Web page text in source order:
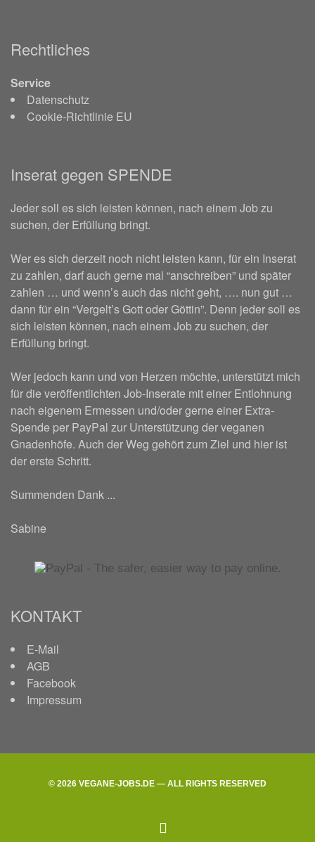
Rechtliches
Service
Datenschutz
Cookie-Richtlinie EU
Inserat gegen SPENDE
Jeder soll es sich leisten können, nach einem Job zu
suchen, der Erfüllung bringt.
Wer es sich derzeit noch nicht leisten kann, für ein Inserat
zu zahlen, darf auch gerne mal “anschreiben” und später
zahlen … und wenn’s auch das nicht geht, …. nun gut …
dann für ein “Vergelt’s Gott oder Göttin”. Denn jeder soll es
sich leisten können, nach einem Job zu suchen, der
Erfüllung bringt.
Wer jedoch kann und von Herzen möchte, unterstützt mich
für die veröffentlichten Job-Inserate mit einer Entlohnung
nach eigenem Ermessen und/oder gerne einer Extra-
Spende per PayPal zur Unterstützung der veganen
Gnadenhöfe. Auch der Weg gehört zum Ziel und hier ist
der erste Schritt.
Summenden Dank ...
Sabine
KONTAKT
E-Mail
AGB
Facebook
Impressum
© 2026 VEGANE-JOBS.DE — ALL RIGHTS RESERVED